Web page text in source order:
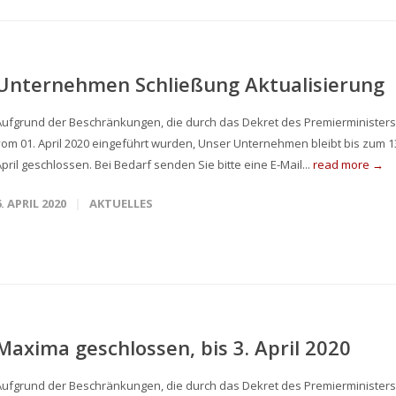
Schließung Aktualisierung
der Beschränkungen, die durch das Dekret des Premierministers
01. April 2020 eingeführt wurden, Unser Unternehmen bleibt bis zum
geschlossen. Bei Bedarf senden Sie bitte eine E-Mail... read more →
APRIL 2020 AKTUELLES
geschlossen, bis 3. April 2020
der Beschränkungen, die durch das Dekret des Premierministers